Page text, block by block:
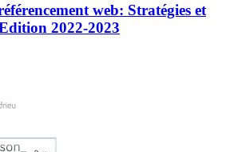
web: Stratégies et
2022-2023